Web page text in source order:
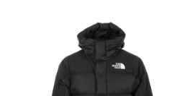
Le sweat The North Face M Drew Peak
Pullover Hoodie allie confort et style. Conçu en
coton doux, il [...]